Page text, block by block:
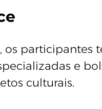
participantes
e
culturais.